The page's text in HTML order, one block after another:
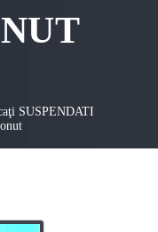
SUSPENDATI